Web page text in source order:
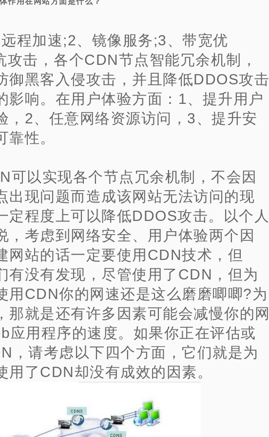
程加速;2、镜像服务;3、带宽优
攻击，各个CDN节点智能冗余机制，
御黑客入侵攻击，并且降低DDOS攻击
影响。在用户体验方面：1、提升用户
，2、任意网络资源访问，3、提升安
靠性。
可以实现各个节点冗余机制，不会因
出现问题而造成该网站无法访问的现
定程度上可以降低DDOS攻击。以个人
，考虑到网络安全、用户体验两个因
网站的话一定要使用CDN技术，但
有没有发现，尽管使用了CDN，但为
用CDN你的网速还是这么磨磨唧唧?为
那就是还有许多因素可能会减慢你的网
应用程序的速度。 如果你正在评估或
，请考虑以下四个方面，它们就是为
用了CDN却没有成效的因素。